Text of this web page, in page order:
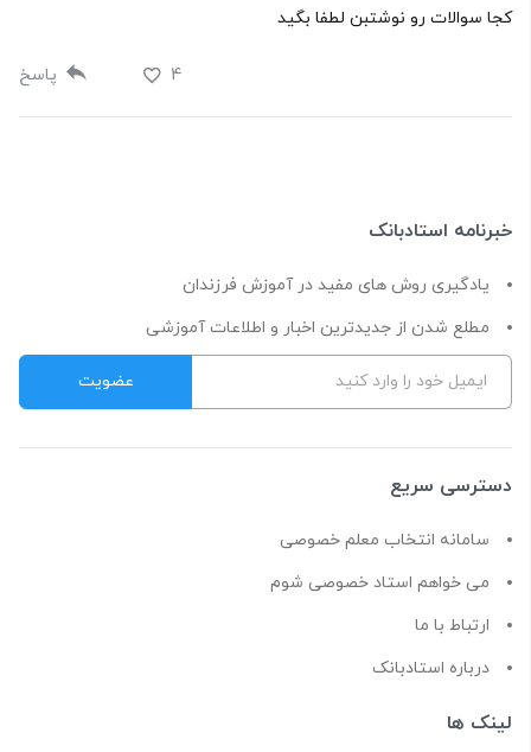
کجا سوالات رو نوشتبن لطفا بگید
4 پاسخ
خبرنامه استادبانک
یادگیری روش های مفید در آموزش فرزندان
مطلع شدن از جدیدترین اخبار و اطلاعات آموزشی
دسترسی سریع
سامانه انتخاب معلم خصوصی
می خواهم استاد خصوصی شوم
ارتباط با ما
درباره استادبانک
لینک ها